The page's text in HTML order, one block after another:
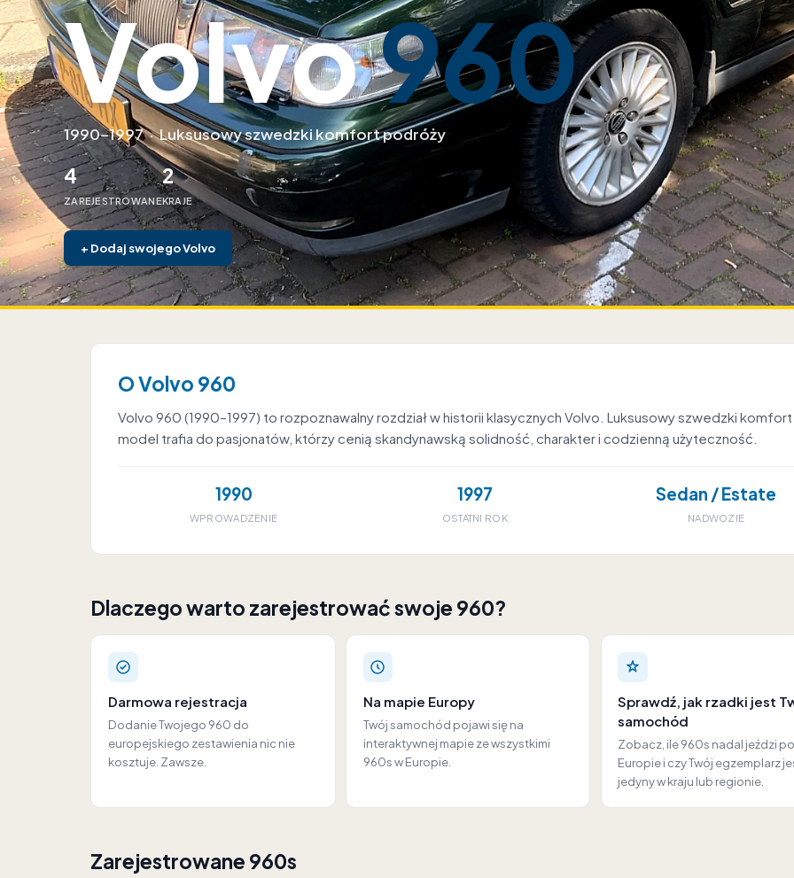
Volvo960
1990–1997·Luksusowy szwedzki komfort podróży
4
ZAREJESTROWANE
2
KRAJE
+ Dodaj swojego Volvo
O Volvo 960
Volvo 960 (1990–1997) to rozpoznawalny rozdział w historii klasycznych Volvo. Luksusowy szwedzki
model trafia do pasjonatów, którzy cenią skandynawską solidność, charakter i codzienną użyteczność.
1990
WPROWADZENIE
1997
OSTATNI ROK
Sedan / Estate
NADWOZIE
Dlaczego warto zarejestrować swoje 960?
Darmowa rejestracja
Dodanie Twojego 960 do
europejskiego zestawienia nic nie
kosztuje. Zawsze.
Na mapie Europy
Twój samochód pojawi się na
interaktywnej mapie ze wszystkimi
960s w Europie.
Sprawdź, jak rzadki jest
samochód
Zobacz, ile 960s nadal jeździ po
Europie i czy Twój egzemplarz
jedyny w kraju lub regionie.
Zarejestrowane 960s